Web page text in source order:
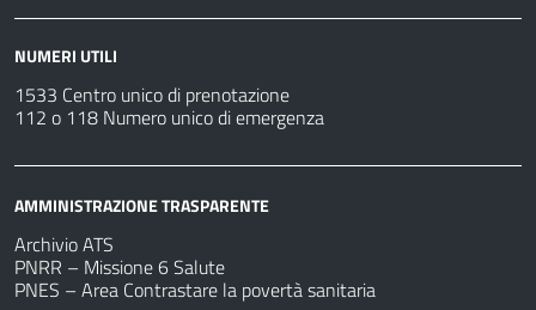
NUMERI UTILI
1533 Centro unico di prenotazione
112 o 118 Numero unico di emergenza
AMMINISTRAZIONE TRASPARENTE
Archivio ATS
PNRR – Missione 6 Salute
PNES – Area Contrastare la povertà sanitaria